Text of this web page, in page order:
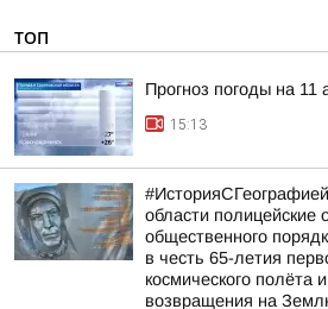
ТОП
Прогноз погоды на 11
15:13
области полицейские
общественного
в честь 65-летия
космического полёта
возвращения на